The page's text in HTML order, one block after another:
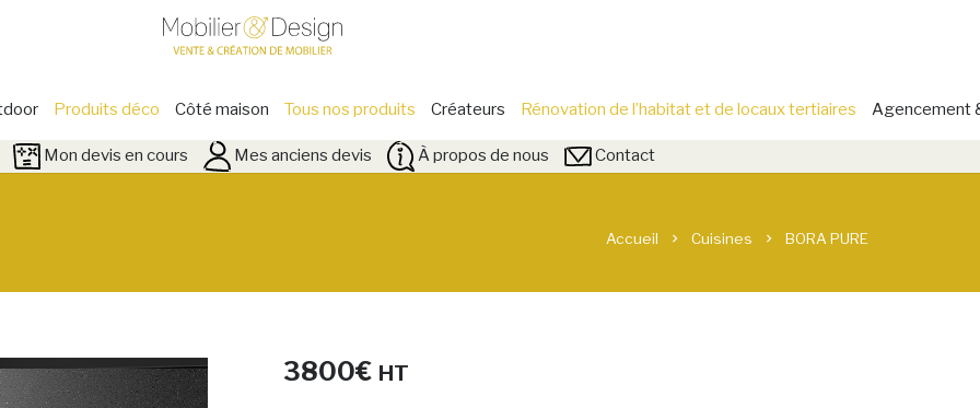
Produits déco Côté maison Tous nos produits Créateurs Rénovation de l’habitat et de locaux tertiaires Agencement
Mon devis en cours Mes anciens devis À propos de nous Contact
Accueil chevron_right Cuisines chevron_right BORA PURE
3800€ HT